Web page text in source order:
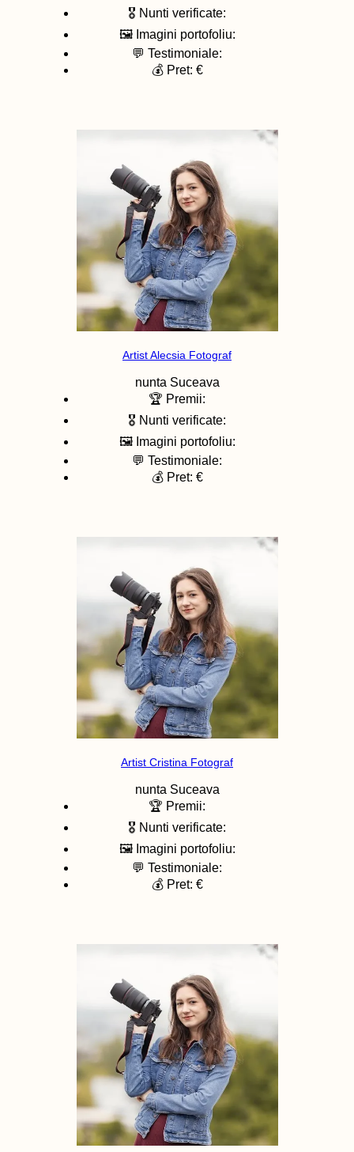
🎖️ Nunti verificate:
🖼️ Imagini portofoliu:
💬 Testimoniale:
💰 Pret: €
Artist Alecsia Fotograf
nunta Suceava
🏆 Premii:
🎖️ Nunti verificate:
🖼️ Imagini portofoliu:
💬 Testimoniale:
💰 Pret: €
Artist Cristina Fotograf
nunta Suceava
🏆 Premii:
🎖️ Nunti verificate:
🖼️ Imagini portofoliu:
💬 Testimoniale:
💰 Pret: €